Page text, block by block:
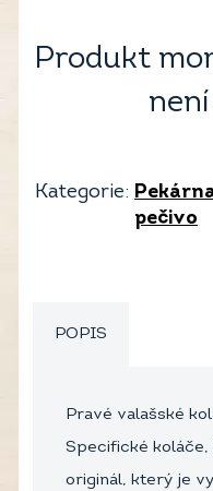
Produkt
Kategorie:
pečivo
POPIS
Pravé valašské
Specifické koláče,
originál, který je